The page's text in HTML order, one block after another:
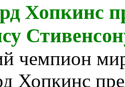
Хопкинс
чемпион
Хопкинс